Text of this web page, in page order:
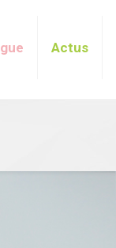
Actus